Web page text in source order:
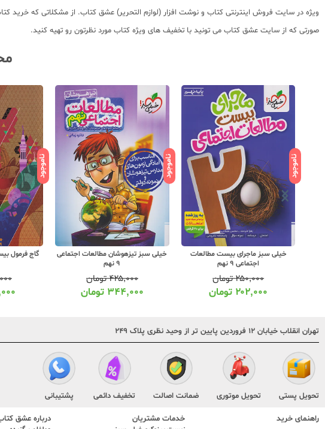
ویژه در سایت فروش اینترنتی کتاب و نوشت افزار (لوازم التحریر) عشق کتاب. از مشکلاتی که خرید
صورتی که از سایت عشق کتاب می تونید با تخفیف های ویژه کتاب مورد نظرتون رو تهیه کنید.
ناموجود
خیلی سبز ماجرای بیست مطالعات
اجتماعی 9 نهم
۲۵۰,۰۰۰تومان
۲۰۲,۰۰۰ تومان
ناموجود
خیلی سبز تیزهوشان مطالعات اجتماعی
9 نهم
۴۲۵,۰۰۰تومان
۳۴۴,۰۰۰ تومان
ناموجود
تهران انقلاب خیابان ۱۲ فروردین پایین تر از وحید نظری پلاک ۲۴۹
تحویل پستی تحویل موتوری ضمانت اصالت تخفیف دائمی پشتیبانی
راهنمای خرید خدمات مشتریان درباره عشق